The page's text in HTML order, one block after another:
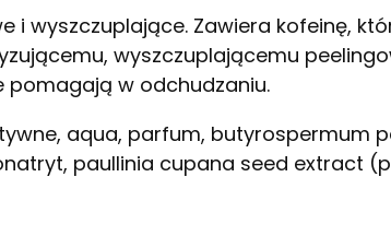
i wyszczuplające. Zawiera kofeinę,
wyszczuplającemu
pomagają w odchudzaniu.
aqua, parfum, butyrospermum
paullinia cupana seed extract